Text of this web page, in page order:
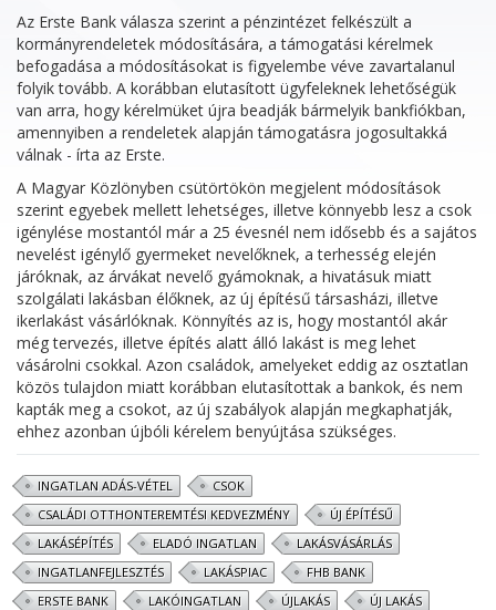
Az Erste Bank válasza szerint a pénzintézet felkészült a
kormányrendeletek módosítására, a támogatási kérelmek
befogadása a módosításokat is figyelembe véve zavartalanul
folyik tovább. A korábban elutasított ügyfeleknek lehetőségük
van arra, hogy kérelmüket újra beadják bármelyik bankfiókban,
amennyiben a rendeletek alapján támogatásra jogosultakká
válnak - írta az Erste.
A Magyar Közlönyben csütörtökön megjelent módosítások
szerint egyebek mellett lehetséges, illetve könnyebb lesz a csok
igénylése mostantól már a 25 évesnél nem idősebb és a sajátos
nevelést igénylő gyermeket nevelőknek, a terhesség elején
járóknak, az árvákat nevelő gyámoknak, a hivatásuk miatt
szolgálati lakásban élőknek, az új építésű társasházi, illetve
ikerlakást vásárlóknak. Könnyítés az is, hogy mostantól akár
még tervezés, illetve építés alatt álló lakást is meg lehet
vásárolni csokkal. Azon családok, amelyeket eddig az osztatlan
közös tulajdon miatt korábban elutasítottak a bankok, és nem
kapták meg a csokot, az új szabályok alapján megkaphatják,
ehhez azonban újbóli kérelem benyújtása szükséges.
INGATLAN ADÁS-VÉTEL
CSOK
CSALÁDI OTTHONTEREMTÉSI KEDVEZMÉNY
ÚJ ÉPÍTÉSŰ
LAKÁSÉPÍTÉS
ELADÓ INGATLAN
LAKÁSVÁSÁRLÁS
INGATLANFEJLESZTÉS
LAKÁSPIAC
FHB BANK
ERSTE BANK
LAKÓINGATLAN ÚJLAKÁS
ÚJ LAKÁS